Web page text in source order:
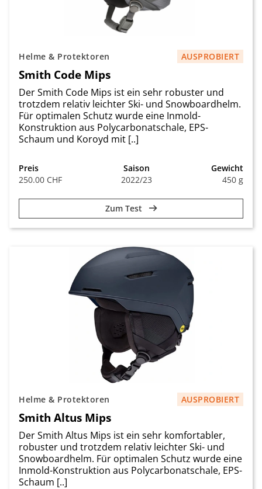
Helme & Protektoren AUSPROBIERT
Smith Code Mips
Der Smith Code Mips ist ein sehr robuster und
trotzdem relativ leichter Ski- und Snowboardhelm.
Für optimalen Schutz wurde eine Inmold-
Konstruktion aus Polycarbonatschale, EPS-
Schaum und Koroyd mit [..]
Preis
250.00 CHF
Saison
2022/23
Gewicht
450 g
Zum Test
Helme & Protektoren AUSPROBIERT
Smith Altus Mips
Der Smith Altus Mips ist ein sehr komfortabler,
robuster und trotzdem relativ leichter Ski- und
Snowboardhelm. Für optimalen Schutz wurde eine
Inmold-Konstruktion aus Polycarbonatschale, EPS-
Schaum [..]